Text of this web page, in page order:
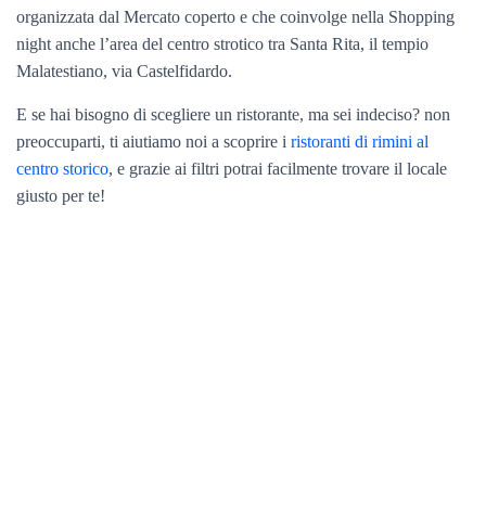
organizzata dal Mercato coperto e che coinvolge nella Shopping
night anche l’area del centro strotico tra Santa Rita, il tempio
Malatestiano, via Castelfidardo.
E se hai bisogno di scegliere un ristorante, ma sei indeciso? non
preoccuparti, ti aiutiamo noi a scoprire i ristoranti di rimini al
centro storico, e grazie ai filtri potrai facilmente trovare il locale
giusto per te!